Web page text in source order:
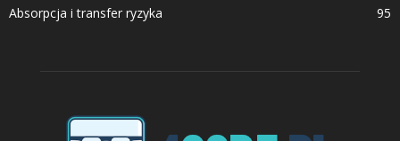
Absorpcja i transfer ryzyka
95